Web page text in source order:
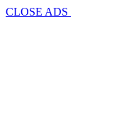
CLOSE ADS